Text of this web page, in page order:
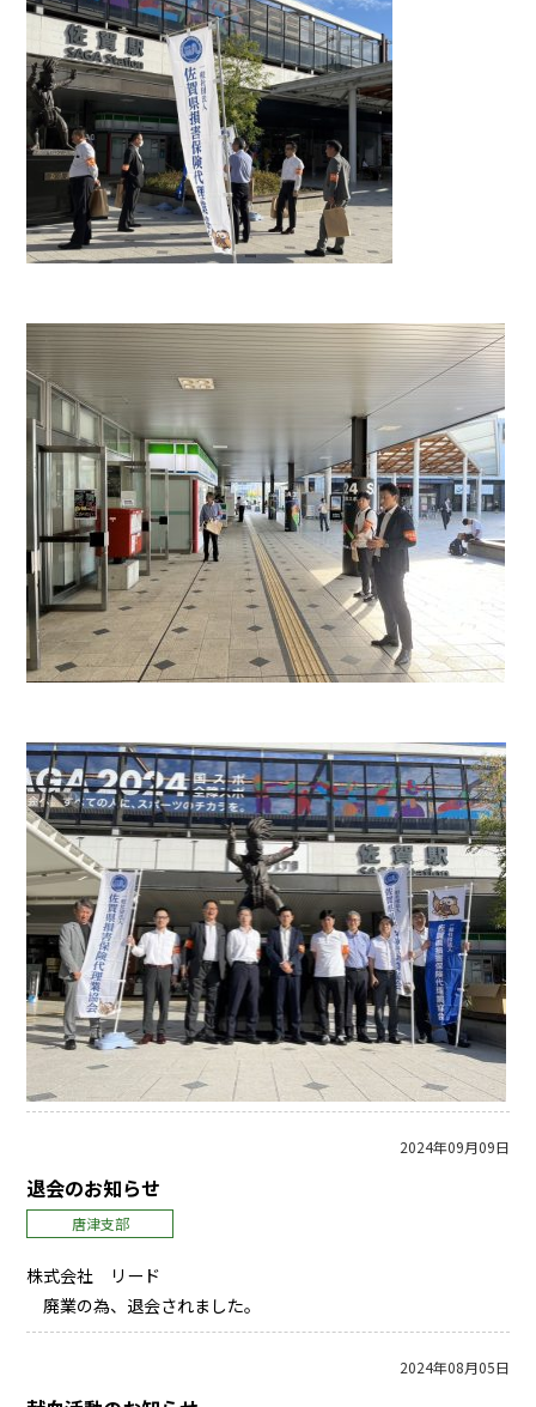
2024年09月09日
退会のお知らせ
唐津支部
株式会社 リード
廃業の為、退会されました。
2024年08月05日